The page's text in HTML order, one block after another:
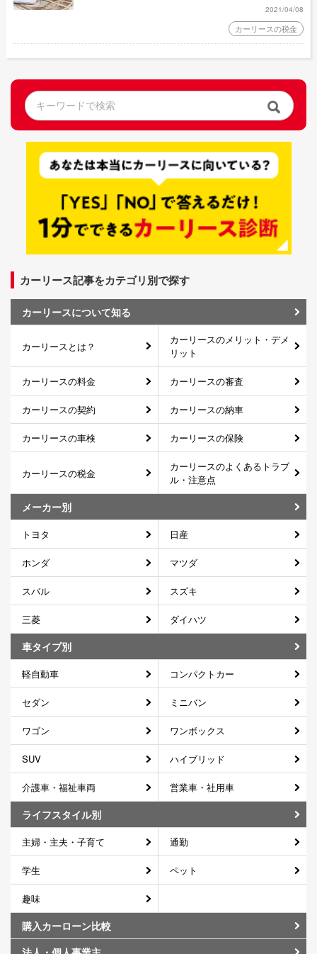
2021/04/08
カーリースの税金
カーリース記事をカテゴリ別で探す
カーリースについて知る
カーリースとは？
カーリースのメリット・デメ
リット
カーリースの料金 カーリースの審査
カーリースの契約 カーリースの納車
カーリースの車検 カーリースの保険
カーリースの税金
カーリースのよくあるトラブ
ル・注意点
メーカー別
トヨタ 日産
ホンダ マツダ
スバル スズキ
三菱 ダイハツ
車タイプ別
軽自動車 コンパクトカー
セダン ミニバン
ワゴン ワンボックス
SUV ハイブリッド
介護車・福祉車両 営業車・社用車
ライフスタイル別
主婦・主夫・子育て 通勤
学生 ペット
趣味
購入カーローン比較